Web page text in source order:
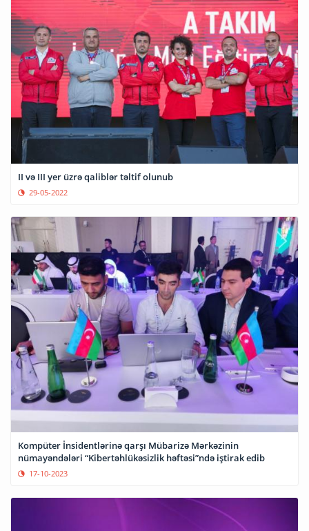
II və III yer üzrə qaliblər təltif olunub
29-05-2022
Kompüter İnsidentlərinə qarşı Mübarizə Mərkəzinin
nümayəndələri “Kibertəhlükəsizlik həftəsi”ndə iştirak edib
17-10-2023